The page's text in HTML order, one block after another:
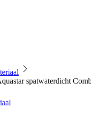
spatwaterdicht